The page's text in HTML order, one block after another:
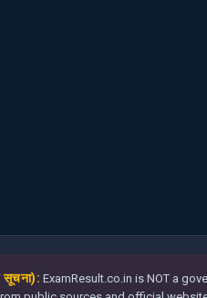
सूचना): ExamResult.co.in is NOT a